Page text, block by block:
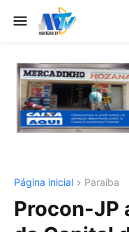
Página inicial Paraíba
Procon-JP